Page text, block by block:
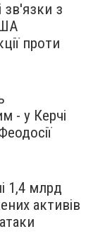
зв'язки з
проти
- у Керчі
1,4 млрд
активів